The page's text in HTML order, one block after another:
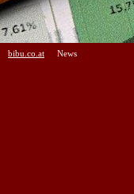
bibu.co.at News